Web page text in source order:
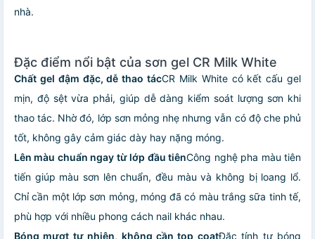
nhà.
Đặc điểm nổi bật của sơn gel CR Milk White
Chất gel đậm đặc, dễ thao tácCR Milk White có kết cấu gel
mịn, độ sệt vừa phải, giúp dễ dàng kiểm soát lượng sơn khi
thao tác. Nhờ đó, lớp sơn mỏng nhẹ nhưng vẫn có độ che phủ
tốt, không gây cảm giác dày hay nặng móng.
Lên màu chuẩn ngay từ lớp đầu tiênCông nghệ pha màu tiên
tiến giúp màu sơn lên chuẩn, đều màu và không bị loang lổ.
Chỉ cần một lớp sơn mỏng, móng đã có màu trắng sữa tinh tế,
phù hợp với nhiều phong cách nail khác nhau.
Bóng mượt tự nhiên, không cần top coatĐặc tính tự bóng